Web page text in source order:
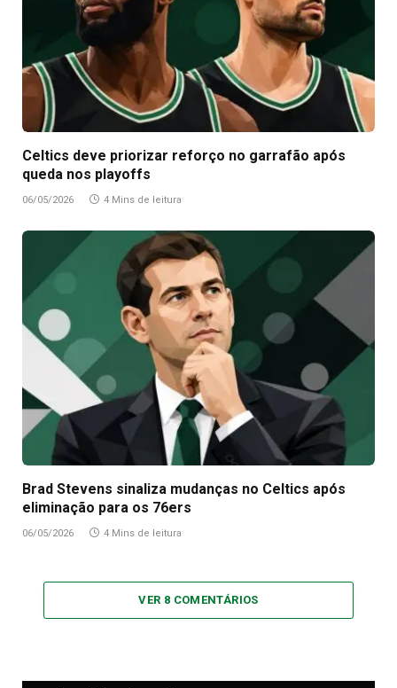
Celtics deve priorizar reforço no garrafão após
queda nos playoffs
06/05/2026 4 Mins de leitura
Brad Stevens sinaliza mudanças no Celtics após
eliminação para os 76ers
06/05/2026 4 Mins de leitura
VER 8 COMENTÁRIOS